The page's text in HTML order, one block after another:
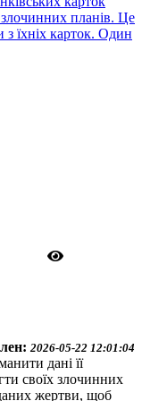
планів. Це
їхніх карток. Один
2026-05-22 12:01:04
дані її
своїх злочинних
жертви, щоб